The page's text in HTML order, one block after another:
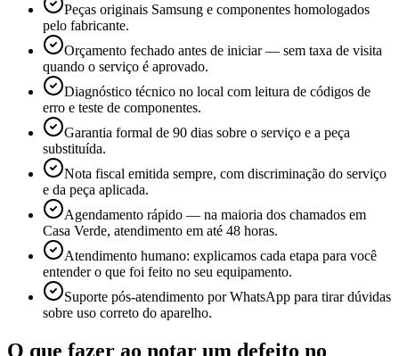
Peças originais Samsung e componentes homologados
pelo fabricante.
Orçamento fechado antes de iniciar — sem taxa de visita
quando o serviço é aprovado.
Diagnóstico técnico no local com leitura de códigos de
erro e teste de componentes.
Garantia formal de 90 dias sobre o serviço e a peça
substituída.
Nota fiscal emitida sempre, com discriminação do serviço
e da peça aplicada.
Agendamento rápido — na maioria dos chamados em
Casa Verde, atendimento em até 48 horas.
Atendimento humano: explicamos cada etapa para você
entender o que foi feito no seu equipamento.
Suporte pós-atendimento por WhatsApp para tirar dúvidas
sobre uso correto do aparelho.
O que fazer ao notar um defeito no